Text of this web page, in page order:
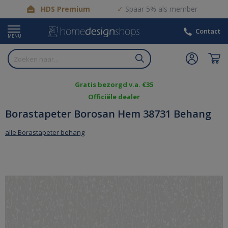
HDS Premium Spaar 5% als member
MENU
Contact
Gratis bezorgd v.a. €35
Officiële dealer
Borastapeter Borosan Hem 38731 Behang
alle Borastapeter behang